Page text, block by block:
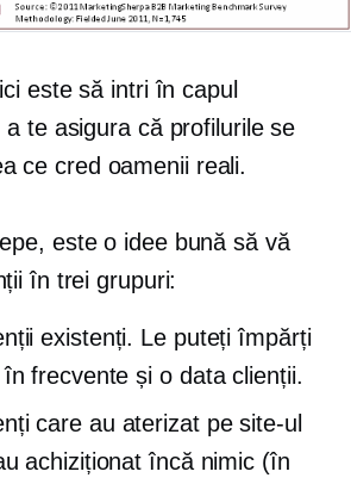
este să intri în capul
te asigura că profilurile se
ce cred oamenii reali.
este o idee bună să vă
în trei grupuri:
existenți. Le puteți împărți
frecvente și o dataclienții.
care au aterizat pe site-ul
achiziționat încă nimic (în